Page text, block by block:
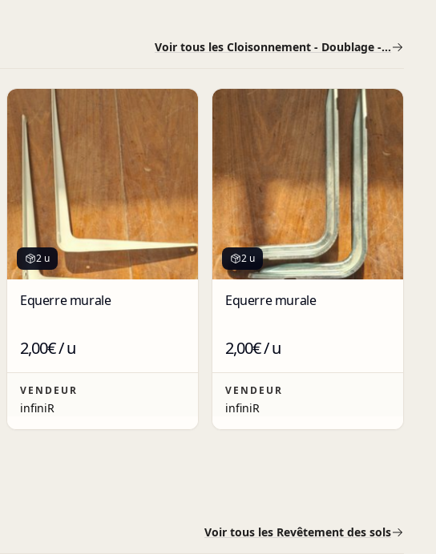
Voir tous les Cloisonnement - Doublage -…
2 u
Equerre murale
2,00€ / u
VENDEUR
infiniR
2 u
Equerre murale
2,00€ / u
VENDEUR
infiniR
Voir tous les Revêtement des sols